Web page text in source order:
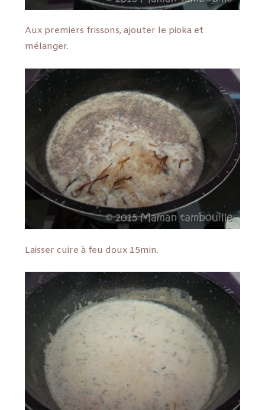
Aux premiers frissons, ajouter le pioka et
mélanger.
Laisser cuire à feu doux 15min.